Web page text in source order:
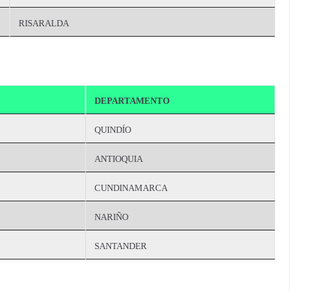
RISARALDA
DEPARTAMENTO
QUINDÍO
ANTIOQUIA
CUNDINAMARCA
NARIÑO
SANTANDER